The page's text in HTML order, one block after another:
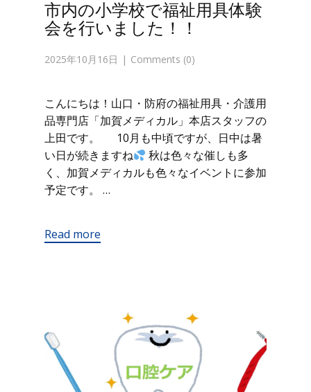
市内の小学校で福祉用具体験
会を行いました！！
2025年10月16日 Comments (0)
こんにちは！山口・防府の福祉用具・介護用
品専門店「加賀メディカル」本店スタッフの
上田です。 10月も中頃ですが、日中は暑
い日が続きますね
秋は色々な催しも多
く、加賀メディカルも色々なイベントに参加
予定です。 …
Read more